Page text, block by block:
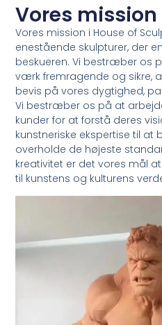
Vores mission
Vores mission i House of
enestående skulpturer, der
beskueren. Vi bestræber os
værk fremragende og sikre,
bevis på vores dygtighed,
Vi bestræber os på at
kunder for at forstå deres
kunstneriske ekspertise til at
overholde de højeste
kreativitet er det vores mål
til kunstens og kulturens